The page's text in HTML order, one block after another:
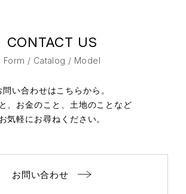
CONTACT US
Form / Catalog / Model
問い合わせはこちらから。
、お金のこと、土地のことなど
お気軽にお尋ねください。
お問い合わせ